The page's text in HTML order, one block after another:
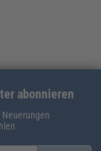
abonnieren